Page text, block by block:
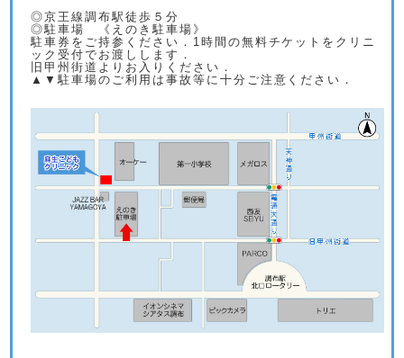
◎京王線調布駅徒歩５分
◎駐車場 《えのき駐車場》
駐車券をご持参ください．1時間の無料チケットをクリニ
ック受付でお渡しします．
旧甲州街道よりお入りください．
▲▼駐車場のご利用は事故等に十分ご注意ください．